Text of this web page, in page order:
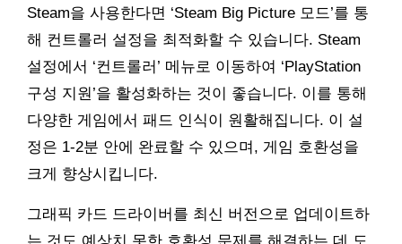
Steam을 사용한다면 ‘Steam Big Picture 모드’를 통
해 컨트롤러 설정을 최적화할 수 있습니다. Steam
설정에서 ‘컨트롤러’ 메뉴로 이동하여 ‘PlayStation
구성 지원’을 활성화하는 것이 좋습니다. 이를 통해
다양한 게임에서 패드 인식이 원활해집니다. 이 설
정은 1-2분 안에 완료할 수 있으며, 게임 호환성을
크게 향상시킵니다.
그래픽 카드 드라이버를 최신 버전으로 업데이트하